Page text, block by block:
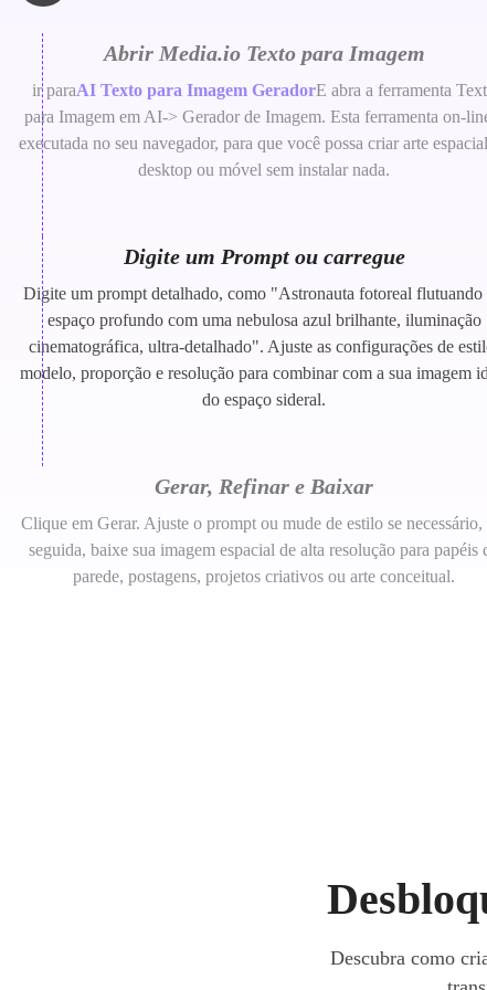
Abrir Media.io Texto para Imagem
ir paraAI Texto para Imagem GeradorE abra a ferramenta
para Imagem em AI-> Gerador de Imagem. Esta ferramenta on-
executada no seu navegador, para que você possa criar arte
desktop ou móvel sem instalar nada.
Digite um Prompt ou carregue
Digite um prompt detalhado, como "Astronauta fotoreal flutuando
espaço profundo com uma nebulosa azul brilhante, iluminação
cinematográfica, ultra-detalhado". Ajuste as configurações de
modelo, proporção e resolução para combinar com a sua imagem
do espaço sideral.
Gerar, Refinar e Baixar
Clique em Gerar. Ajuste o prompt ou mude de estilo se necessário,
seguida, baixe sua imagem espacial de alta resolução para papéis
parede, postagens, projetos criativos ou arte conceitual.
Descubra como